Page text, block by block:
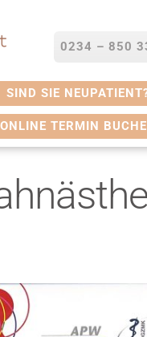
0234 – 850
STARTSEITE
LEISTUNGEN
SERVICES
SIND SIE
ONLINE TERMIN